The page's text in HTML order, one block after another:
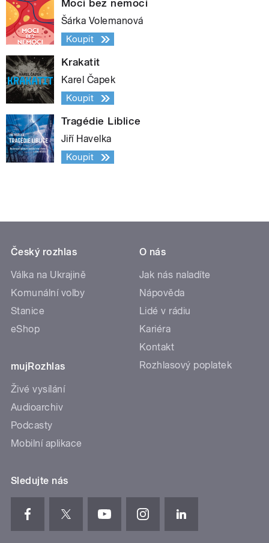
Moci bez nemoci
Šárka Volemanová
Koupit
Krakatit
Karel Čapek
Koupit
Tragédie Liblice
Jiří Havelka
Koupit
Český rozhlas
Válka na Ukrajině
Komunální volby
Stanice
eShop
mujRozhlas
Živé vysílání
Audioarchiv
Podcasty
Mobilní aplikace
O nás
Jak nás naladíte
Nápověda
Lidé v rádiu
Kariéra
Kontakt
Rozhlasový poplatek
Sledujte nás